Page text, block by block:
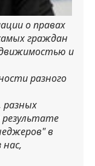
о правах
граждан
и
разного
разных
в